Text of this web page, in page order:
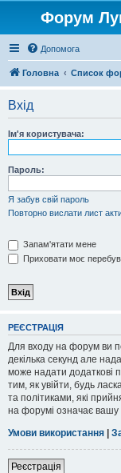
Форум
Допомога
Головна Список
Вхід
Ім'я користувача:
Пароль:
Я забув свій пароль
Повторно вислати лист
Запам'ятати мене
Приховати моє
РЕЄСТРАЦІЯ
Для входу на форум ви
декілька секунд але
може надати додаткові
тим, як увійти, будь
та політиками, які
на форумі означає вашу
Умови використання |
Реєстрація